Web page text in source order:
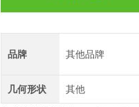
品牌 其他品牌
几何形状 其他